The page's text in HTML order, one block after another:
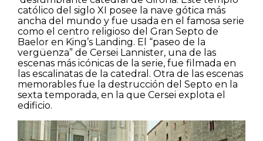
católico del siglo XI posee la nave gótica más
ancha del mundo y fue usada en el famosa serie
como el centro religioso del Gran Septo de
Baelor en King’s Landing. El “paseo de la
vergüenza” de Cersei Lannister, una de las
escenas más icónicas de la serie, fue filmada en
las escalinatas de la catedral. Otra de las escenas
memorables fue la destrucción del Septo en la
sexta temporada, en la que Cersei explota el
edificio.